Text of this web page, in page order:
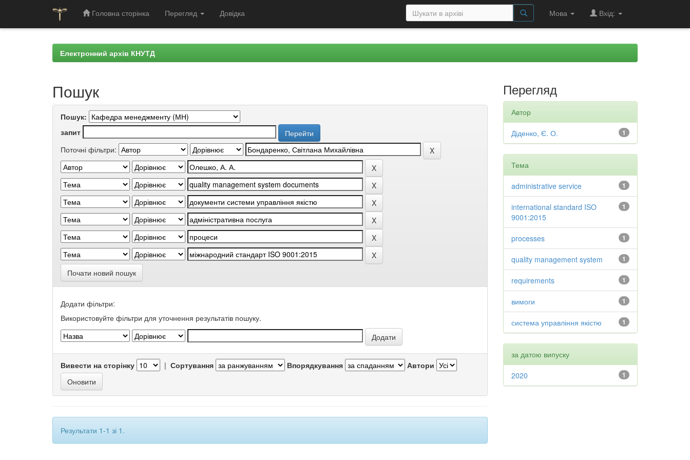
Головна сторінка Перегляд Довідка Мова Вхід:
Електронний архів КНУТД
Пошук
Пошук:
запит
Поточні фільтри:
Почати новий пошук
Додати фільтри:
Використовуйте фільтри для уточнення результатів пошуку.
Вивести на сторінку | Сортування Впорядкування Автори
Результати 1-1 зі 1.
Перегляд
Автор
1
Діденко, Є. О.
Тема
1
administrative service
1
international standard ISO
9001:2015
1
processes
1
quality management system
1
requirements
1
вимоги
1
система управління якістю
за датою випуску
1
2020